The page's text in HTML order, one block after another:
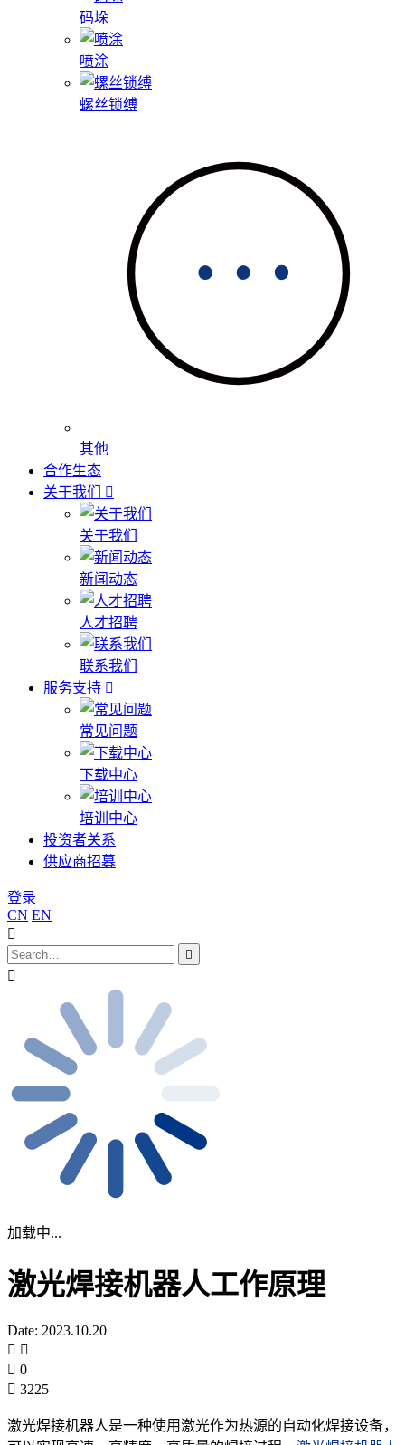
码垛
喷涂
螺丝锁缚
其他
合作生态
关于我们
关于我们
新闻动态
人才招聘
联系我们
服务支持
常见问题
下载中心
培训中心
投资者关系
供应商招募
登录
CN EN
加载中...
激光焊接机器人工作原理
Date: 2023.10.20
0
3225
激光焊接机器人是一种使用激光作为热源的自动化焊接设备，